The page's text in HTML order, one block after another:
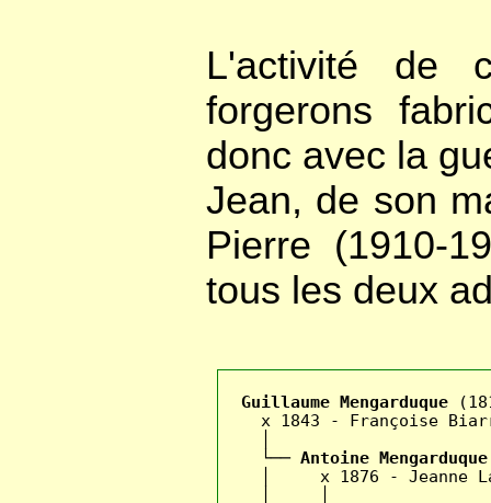
L'activité de
forgerons
donc avec la
Jean, de son
Pierre (1910-
tous les deux
Guillaume Mengarduque
x 1843 - Françoise
    └──
Antoine
│     x 1876 - Jeanne